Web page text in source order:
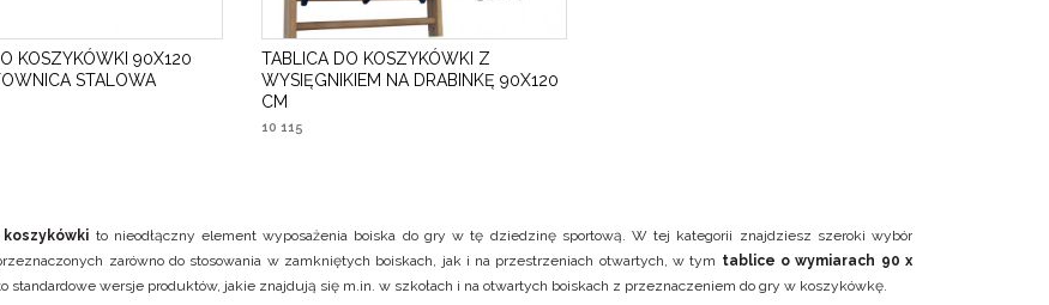
KOSZYKÓWKI 90X120
STALOWA
TABLICA DO KOSZYKÓWKI Z
WYSIĘGNIKIEM NA DRABINKĘ 90X120
CM
10 115
to nieodłączny element wyposażenia boiska do gry w tę dziedzinę sportową. W tej kategorii znajdziesz szeroki wybór
zarówno do stosowania w zamkniętych boiskach, jak i na przestrzeniach otwartych, w tym tablice o wymiarach 90 x
standardowe wersje produktów, jakie znajdują się m.in. w szkołach i na otwartych boiskach z przeznaczeniem do gry w koszykówkę.